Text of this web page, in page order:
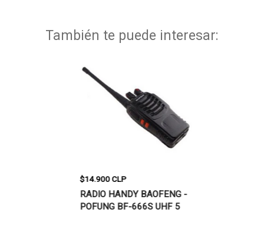
También te puede interesar:
$14.900 CLP
RADIO HANDY BAOFENG -
POFUNG BF-666S UHF 5